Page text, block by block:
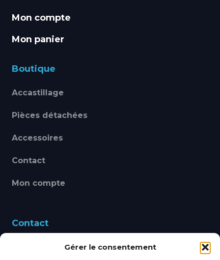
Gérer le consentement
Mon compte
Mon panier
Boutique
Accastillage
Pièces détachées
Accessoires
Contact
Mon compte
Contact
460 Avenue Alain Le